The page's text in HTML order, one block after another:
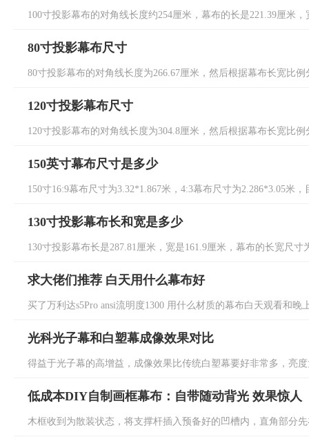
100寸投影幕布的对角线长度约254厘米，幕布的长是221.39厘米
80寸投影幕布尺寸
80寸投影幕布的对角线长度为266.67厘米，然后根据幕布长宽比
120寸投影幕布尺寸
120寸投影幕布的对角线长度为304.8厘米，然后根据幕布长宽比
150英寸幕布尺寸是多少
150寸16:9幕布尺寸为3.32*1.867米，4:3幕布尺寸为2.286*3.05米
130寸投影幕布长和宽是多少
130寸投影幕布长是287.81厘米，宽是161.9厘米，幕布的长宽尺
求大佬们推荐 白天用什么幕布好
买了万利达s5Pro ansi流明度1300 用什么材质的幕布白天观看和
光科光子幕和白塑幕成像效果对比
得益于光子幕的高增益，成像效果比传统白塑幕要好非常多，亮
低成本DIY自制画框幕布：自带随动背光 效果惊人
木框收到为散装状态，将支撑杆插入预备好的凹槽内，直角部分